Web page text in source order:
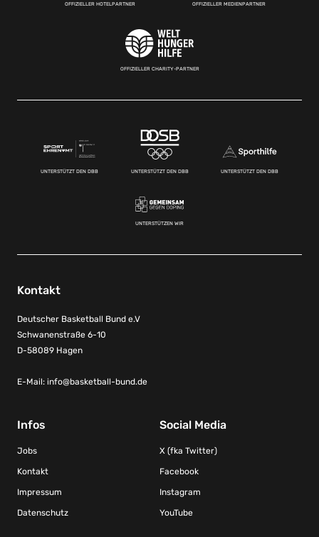
OFFIZIELLER HOTELPARTNER OFFIZIELLER MEDIENPARTNER
OFFIZIELLER CHARITY-PARTNER
UNTERSTÜTZT DEN DBB UNTERSTÜTZT DEN DBB UNTERSTÜTZT DEN DBB
UNTERSTÜTZEN WIR
Kontakt
Deutscher Basketball Bund e.V
Schwanenstraße 6-10
D-58089 Hagen
E-Mail: info@basketball-bund.de
Infos
Jobs
Kontakt
Impressum
Datenschutz
Social Media
X (fka Twitter)
Facebook
Instagram
YouTube